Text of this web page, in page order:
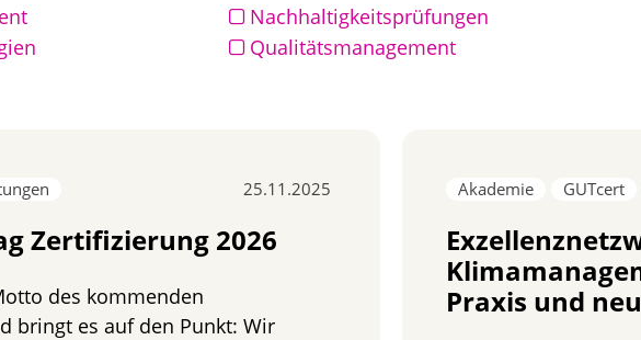
Nachhaltigkeitsprüfungen
Qualitätsmanagement
25.11.2025
Zertifizierung 2026
des kommenden
bringt es auf den Punkt: Wir
Akademie GUTcert
Praxis und